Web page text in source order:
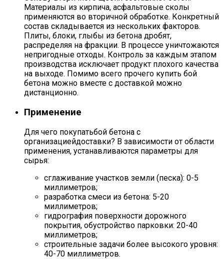
Материалы из кирпича, асфальтовые сколы
применяются во вторичной обработке. Конкретный
состав складывается из нескольких факторов.
Плиты, блоки, глыбы из бетона дробят,
распределяя на фракции. В процессе уничтожаются
непригодные отходы. Контроль за каждым этапом
производства исключает продукт плохого качества
на выходе. Помимо всего прочего купить бой
бетона можно вместе с доставкой можно
дистанционно.
Применение
Для чего покупатьбой бетона с
организациейдоставки? В зависимости от области
применения, устанавливаются параметры для
сырья:
сглаживание участков земли (песка): 0-5
миллиметров;
разработка смеси из бетона: 5-20
миллиметров;
гидрография поверхности дорожного
покрытия, обустройство парковки: 20-40
миллиметров;
строительные задачи более высокого уровня:
40-70 миллиметров.